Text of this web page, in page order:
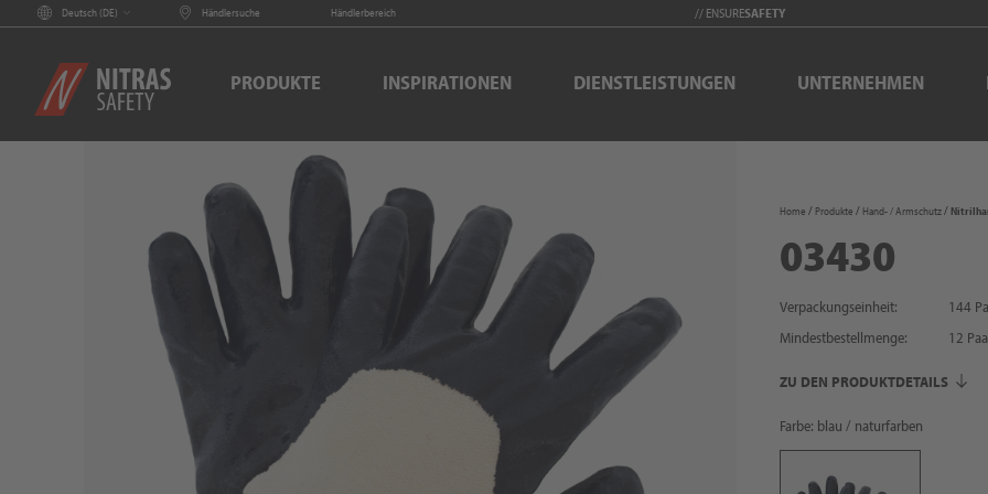
Deutsch (DE) Händlersuche Händlerbereich // ENSURESAFETY
PRODUKTE INSPIRATIONEN DIENSTLEISTUNGEN UNTERNEHMEN
Home Produkte Hand- / Armschutz
03430
Verpackungseinheit:
144
Mindestbestellmenge:
12
ZU DEN PRODUKTDETAILS
Farbe: blau / naturfarben